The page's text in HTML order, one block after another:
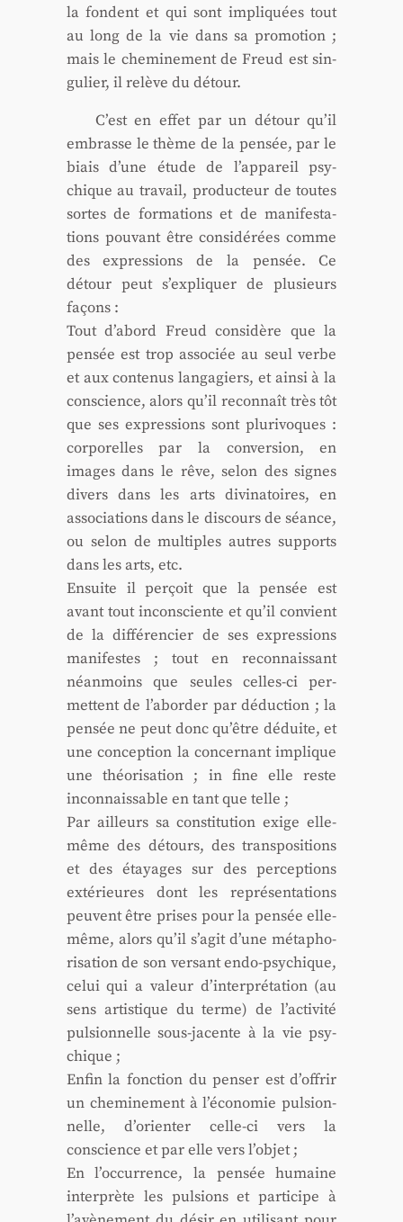
la fondent et qui sont impli­quées tout
au long de la vie dans sa pro­mo­tion ;
mais le che­mi­ne­ment de Freud est sin­
gu­lier, il relève du détour.
C’est en effet par un détour qu’il
embrasse le thème de la pen­sée, par le
biais d’une étude de l’appareil psy­
chique au tra­vail, pro­duc­teur de toutes
sortes de for­ma­tions et de mani­fes­ta­
tions pou­vant être consi­dé­rées comme
des expres­sions de la pen­sée. Ce
détour peut s’expliquer de plu­sieurs
façons :
Tout d’abord Freud consi­dère que la
pen­sée est trop asso­ciée au seul verbe
et aux conte­nus lan­ga­giers, et ain­si à la
conscience, alors qu’il recon­naît très tôt
que ses expres­sions sont plu­ri­voques :
cor­po­relles par la conver­sion, en
images dans le rêve, selon des signes
divers dans les arts divi­na­toires, en
asso­cia­tions dans le dis­cours de séance,
ou selon de mul­tiples autres sup­ports
dans les arts, etc.
Ensuite il per­çoit que la pen­sée est
avant tout incons­ciente et qu’il convient
de la dif­fé­ren­cier de ses expres­sions
mani­festes ; tout en recon­nais­sant
néan­moins que seules celles-ci per­
mettent de l’aborder par déduc­tion ; la
pen­sée ne peut donc qu’être déduite, et
une concep­tion la concer­nant implique
une théo­ri­sa­tion ; in fine elle reste
incon­nais­sable en tant que telle ;
Par ailleurs sa consti­tu­tion exige elle-
même des détours, des trans­po­si­tions
et des étayages sur des per­cep­tions
exté­rieures dont les repré­sen­ta­tions
peuvent être prises pour la pen­sée elle-
même, alors qu’il s’agit d’une méta­pho­
ri­sa­tion de son ver­sant endo-psy­chique,
celui qui a valeur d’interprétation (au
sens artis­tique du terme) de l’activité
pul­sion­nelle sous-jacente à la vie psy­
chique ;
Enfin la fonc­tion du pen­ser est d’offrir
un che­mi­ne­ment à l’économie pul­sion­
nelle, d’orienter celle-ci vers la
conscience et par elle vers l’objet ;
En l’occurrence, la pen­sée humaine
inter­prète les pul­sions et par­ti­cipe à